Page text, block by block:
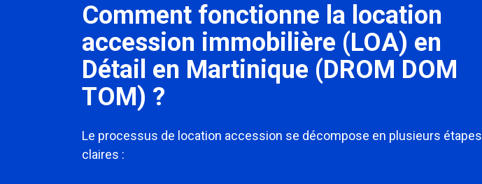
Comment fonctionne la location
accession immobilière (LOA) en
Détail en Martinique (DROM DOM
TOM) ?
Le processus de location accession se décompose en plusieurs étapes
claires :